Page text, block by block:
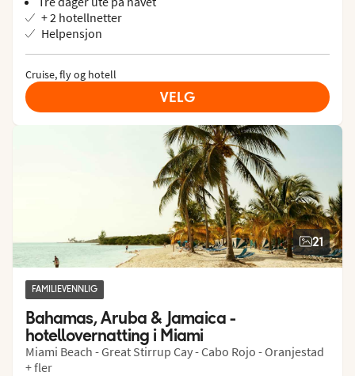
opplevelser med kunst- og fotogallerier, internettkafé og
bibliotek – perfekt for rolige stunder. The Card Room
passer dessuten utmerket for klassiske kort- og
+ 2 hotellnetter
Helpensjon
Cruise, fly og hotell
VELG
21
FAMILIEVENNLIG
Bahamas, Aruba & Jamaica -
hotellovernatting i Miami
Miami Beach - Great Stirrup Cay - Cabo Rojo - Oranjestad
+ fler